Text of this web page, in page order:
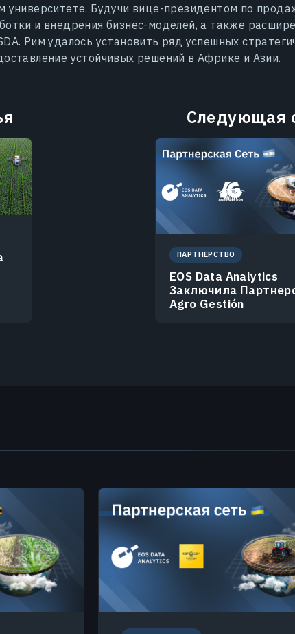
университете. Будучи вице-президентом по
и внедрения бизнес-моделей, а также
Рим удалось установить ряд успешных
устойчивых решений в Африке и Азии.
Следующая
ПАРТНЕРСТВО
EOS Data Analytics
Заключила
Agro Gestión